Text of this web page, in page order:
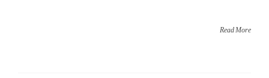
Read More